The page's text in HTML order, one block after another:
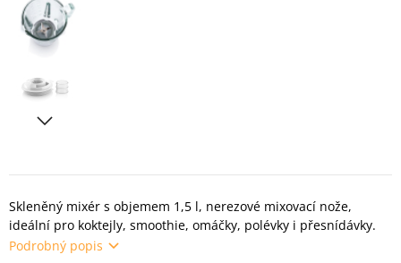
Skleněný mixér s objemem 1,5 l, nerezové mixovací nože,
ideální pro koktejly, smoothie, omáčky, polévky i přesnídávky.
Podrobný popis